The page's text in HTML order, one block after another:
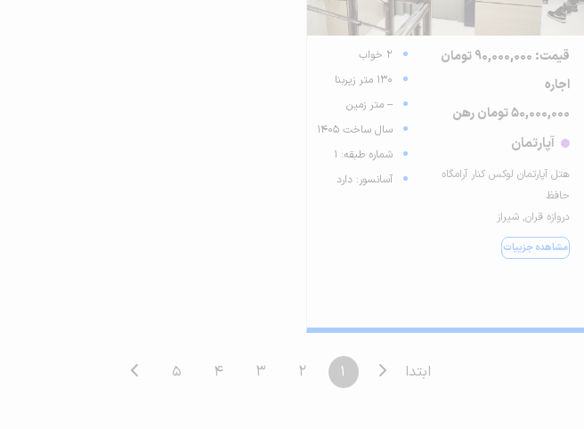
قیمت: 90,000,000 تومان
اجاره
50,000,000 تومان رهن
آپارتمان
هتل آپارتمان لوکس کنار آرامگاه
حافظ
دروازه قران, شیراز
مشاهده جزییات
2 خواب
130 متر زیربنا
-- متر زمین
سال ساخت 1405
شماره طبقه: 1
آسانسور: دارد
ابتدا 1
2
3
4
5